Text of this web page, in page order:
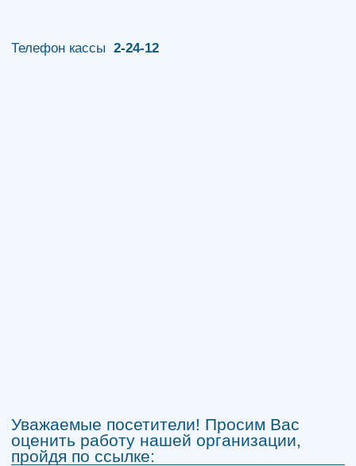
Телефон кассы 2-24-12
Уважаемые посетители! Просим Вас
оценить работу нашей организации,
пройдя по ссылке: